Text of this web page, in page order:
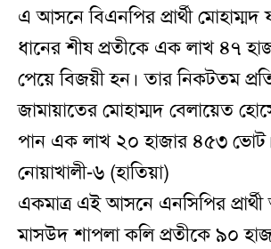
এ আসনে বিএনপির প্রার্থী
ধানের শীষ প্রতীকে এক লাখ ৪৭
পেয়ে বিজয়ী হন। তার নিকটতম
জামায়াতের মোহাম্মদ বেলায়েত
পান এক লাখ ২০ হাজার ৪৫৩
নোয়াখালী-৬ (হাতিয়া)
একমাত্র এই আসনে এনসিপির
মাসউদ শাপলা কলি প্রতীকে ৯০